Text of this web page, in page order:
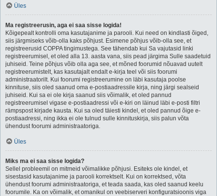
Üles
Ma registreerusin, aga ei saa sisse logida!
Kõigepealt kontrolli oma kasutajanime ja parooli. Kui need on kindlasti õiged,
siis järgmiseks võib-olla kaks põhjust. Esimene põhjus võib-olla see, et
registreerusid COPPA tingimustega. See tähendab kui Sa vajutasid linki
registreerumisel, et oled alla 13. aasta vana, siis pead järgima Sulle saadetuid
juhiseid. Teine põhjus võib olla aga see, et mõned foorumid nõuavad uutelt
registreerumistelt, kas kasutajalt endalt e-kirja teel või siis foorumi
administraatorilt. Kui foorumi registreerumine on läbi kasutaja poolse
kinnituse, siis oled saanud oma e-postiaadressile kirja, ning järgi sealseid
juhiseid. Kui sa ei ole kirja saanud siis võimalik, et oled pannud
registreerumisel vigase e-postiaadressi või e-kiri on läinud läbi e-posti filtri
rämpspost kirjade kausta. Kui sa oled täiesti kindel, et oled pannud õige e-
postiaadressi, ning ikka ei ole tulnud sulle kinnituskirja, siis palun võta
ühendust foorumi administraatoriga.
Üles
Miks ma ei saa sisse logida?
Sellel probleemil on mitmeid võimalikke põhjusi. Esiteks ole kindel, et
sisestasid kasutajanime ja parooli korrektselt. Kui on korrektsed, võta
ühendust foorumi administraatoriga, et teada saada, kas oled saanud keelu
foorumile. Ka on võimalik, et omanikul on veebiserveri konfiguratsioonis viga